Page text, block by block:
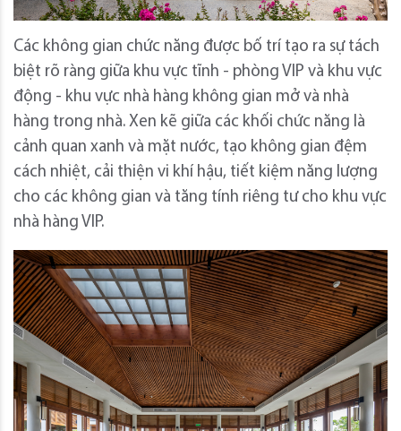
Các không gian chức năng được bố trí tạo ra sự tách
biệt rõ ràng giữa khu vực tĩnh - phòng VIP và khu vực
động - khu vực nhà hàng không gian mở và nhà
hàng trong nhà. Xen kẽ giữa các khối chức năng là
cảnh quan xanh và mặt nước, tạo không gian đệm
cách nhiệt, cải thiện vi khí hậu, tiết kiệm năng lượng
cho các không gian và tăng tính riêng tư cho khu vực
nhà hàng VIP.